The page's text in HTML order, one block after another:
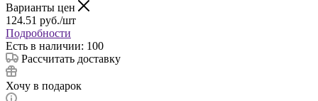
Варианты цен
124.51 руб./шт
Подробности
Есть в наличии: 100
Рассчитать доставку
Хочу в подарок